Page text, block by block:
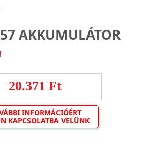
AKKUMULÁTOR
20.371 Ft
INFORMÁCIÓÉRT
KAPCSOLATBA VELÜNK